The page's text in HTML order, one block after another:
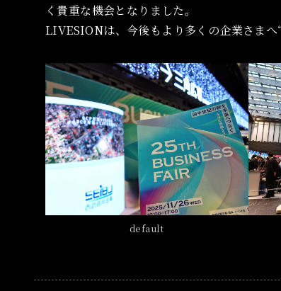
く貴重な機会となりました。
LIVESIONは、今後もより多くの企業さまへ
default